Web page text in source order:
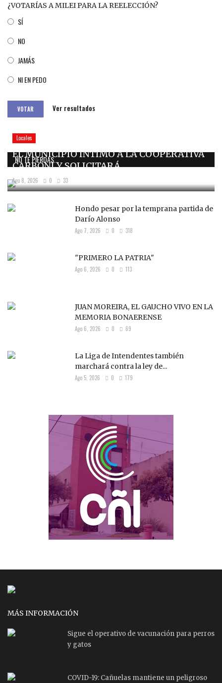
¿VOTARÍAS A MILEI PARA LA REELECCIÓN?
SÍ
NO
JAMÁS
NI EN PEDO
VOTAR Ver resultados
NO TE PIERDAS...
Locales
EL MUNICIPIO INTIMÓ A LA COOPERATIVA
CARBONI Y SOLICITARÁ...
Ago 8, 2026 0 33
Hondo pesar por la temprana partida de
Darío Alonso
Ago 7, 2026 0 318
"PRIMERO LA PATRIA"
Ago 6, 2026 0 113
JUAN MOREIRA, EL GAUCHO VIVO EN LA
MEMORIA BONAERENSE
Ago 6, 2026 0 69
La Liga de Intendentes también
marchará contra la ley de...
Ago 5, 2026 0 179
MÁS INFORMACIÓN
Sigue el operativo de vacunación para perros
y gatos
COVID-19: Cañuelas mantiene un peligroso